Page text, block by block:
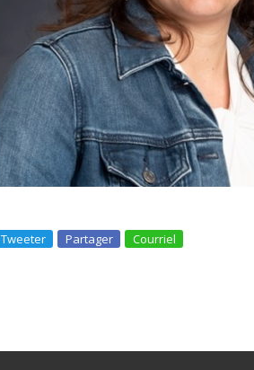
Tweeter Partager Courriel